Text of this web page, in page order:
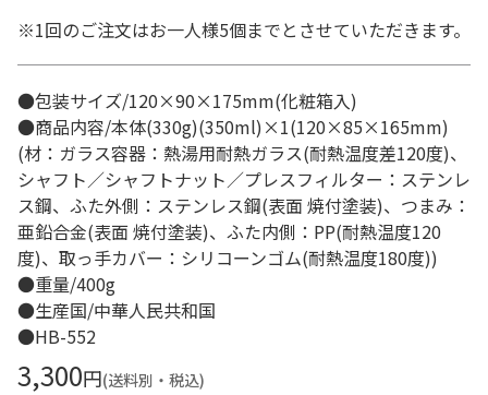
※1回のご注文はお一人様5個までとさせていただきます。
●包装サイズ/120×90×175mm(化粧箱入)
●商品内容/本体(330g)(350ml)×1(120×85×165mm)
(材：ガラス容器：熱湯用耐熱ガラス(耐熱温度差120度)、
シャフト／シャフトナット／プレスフィルター：ステンレ
ス鋼、ふた外側：ステンレス鋼(表面 焼付塗装)、つまみ：
亜鉛合金(表面 焼付塗装)、ふた内側：PP(耐熱温度120
度)、取っ手カバー：シリコーンゴム(耐熱温度180度))
●重量/400g
●生産国/中華人民共和国
●HB-552
3,300円(送料別・税込)